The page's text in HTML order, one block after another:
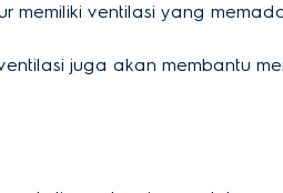
memiliki ventilasi yang
juga akan membantu